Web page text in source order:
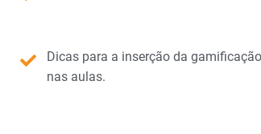
Dicas para a inserção da gamificação
nas aulas.